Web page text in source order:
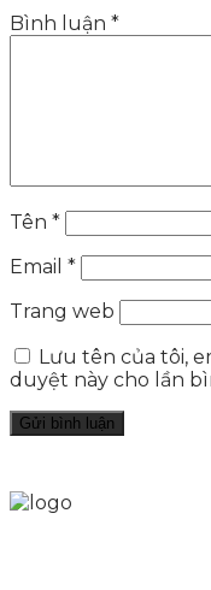
Bình luận *
Tên *
Email *
Trang web
Lưu tên của tôi,
duyệt này cho lần